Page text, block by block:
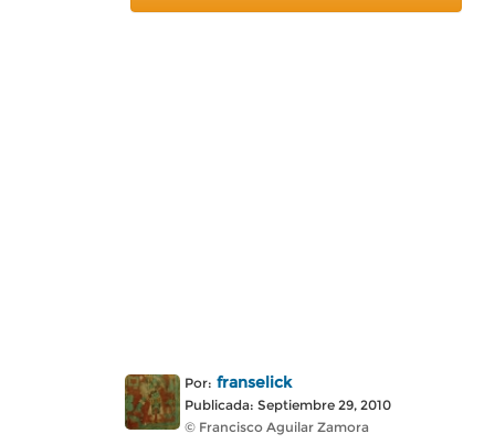
Por: franselick
Publicada: Septiembre 29, 2010
© Francisco Aguilar Zamora